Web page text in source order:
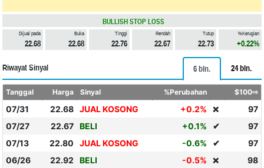
BULLISH STOP LOSS
Dijual pada
22.68
Buka
22.68
Tinggi
22.76
Rendah
22.67
Tutup
22.73
%Kerugian
+0.22%
Riwayat Sinyal 6 bln. 24 bln.
Tanggal Harga Sinyal %Perubahan $100⇨
07/31 22.68 JUAL KOSONG +0.2% ❌
97
07/27
22.67 BELI +0.1% ✔
97
07/13
22.80 JUAL KOSONG -0.6% ✔
97
06/26
22.92 BELI -0.5% ❌
98